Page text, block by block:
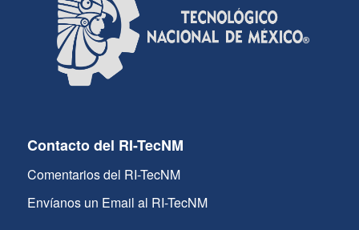
Contacto del RI-TecNM
Comentarios del RI-TecNM
Envíanos un Email al RI-TecNM